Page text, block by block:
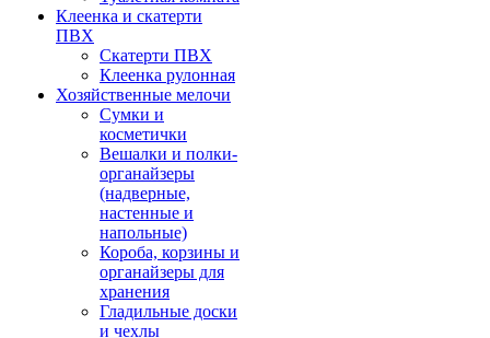
Клеенка и скатерти
ПВХ
Скатерти ПВХ
Клеенка рулонная
Хозяйственные мелочи
Сумки и
косметички
Вешалки и полки-
органайзеры
(надверные,
настенные и
напольные)
Короба, корзины и
органайзеры для
хранения
Гладильные доски
и чехлы